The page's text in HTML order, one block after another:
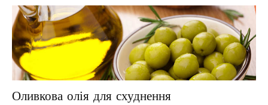
Оливкова олія для схуднення